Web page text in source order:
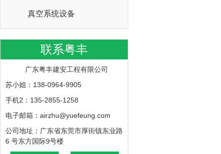
真空系统设备
联系粤丰
广东粤丰建安工程有限公司
苏小姐：138-0964-9905
手机2：135-2855-1258
电子邮箱：airzhu@yuefeung.com
公司地址：广东省东莞市厚街镇东业路
6 号东方国际9号楼